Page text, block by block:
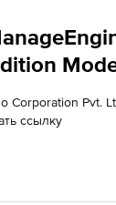
Corporation Pvt.
ссылку